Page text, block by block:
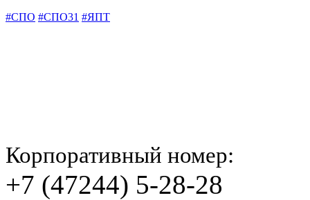
#СПО #СПО31 #ЯПТ
Корпоративный номер:
+7 (47244) 5-28-28